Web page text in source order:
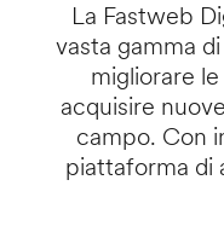
La Fastweb
vasta gamma
migliorare
acquisire
campo. Con
piattaforma di